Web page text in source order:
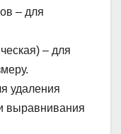
– для
– для
удаления
выравнивания